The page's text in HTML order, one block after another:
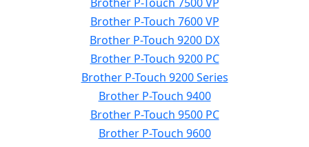
Brother P-Touch 7600 VP
Brother P-Touch 9200 DX
Brother P-Touch 9200 PC
Brother P-Touch 9200 Series
Brother P-Touch 9400
Brother P-Touch 9500 PC
Brother P-Touch 9600